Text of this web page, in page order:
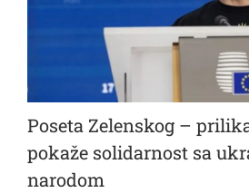
Poseta Zelenskog –
pokaže solidarnost sa
narodom